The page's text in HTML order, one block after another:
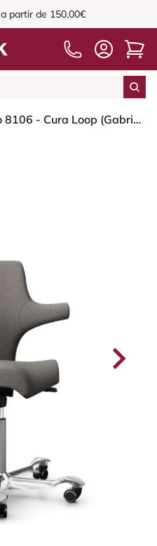
a partir de 150,00€
HÅG Capisco 8106 - Cura Loop (Gabriel) - Poliéster reciclados - CLP61168 Beige-grey - Silver - 265 mm (seat height 53-79cm) - Soft castors for hard floors